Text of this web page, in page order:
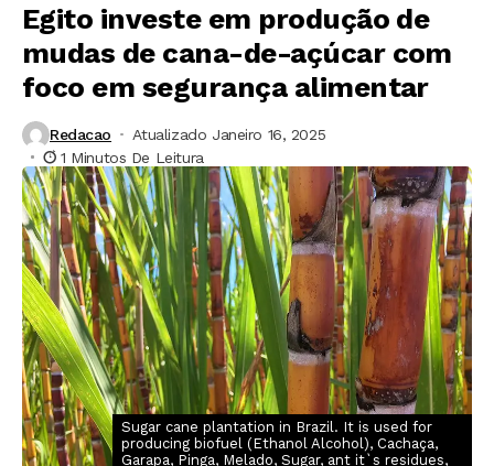
Egito investe em produção de
mudas de cana-de-açúcar com
foco em segurança alimentar
Redacao
Atualizado Janeiro 16, 2025
1 Minutos De Leitura
Sugar cane plantation in Brazil. It is used for
producing biofuel (Ethanol Alcohol), Cachaça,
Garapa, Pinga, Melado, Sugar, ant it`s residues,